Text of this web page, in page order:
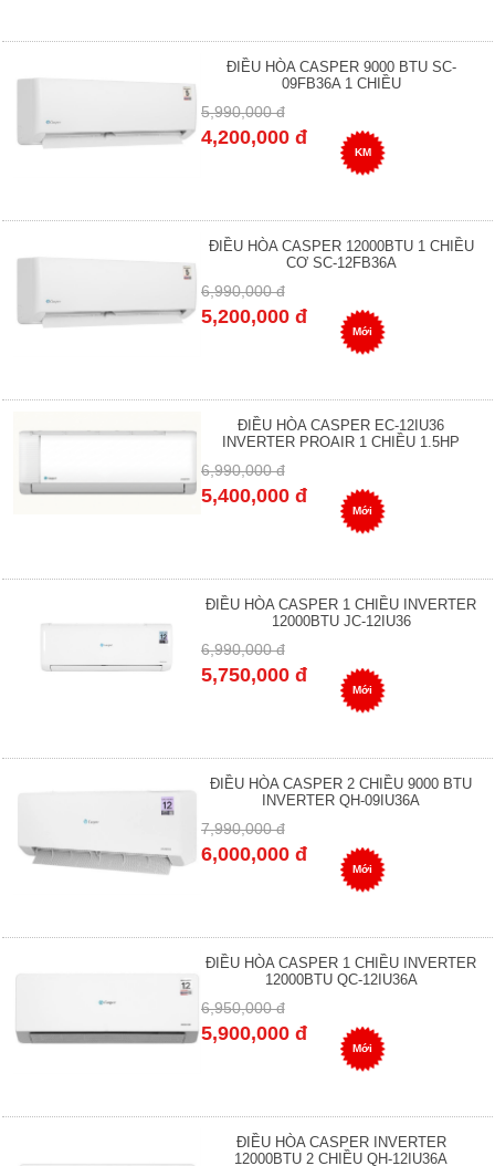
ĐIỀU HÒA CASPER 9000 BTU SC-
09FB36A 1 CHIỀU
5,990,000 đ
4,200,000 đ
KM
ĐIỀU HÒA CASPER 12000BTU 1 CHIỀU
CƠ SC-12FB36A
6,990,000 đ
5,200,000 đ
Mới
ĐIỀU HÒA CASPER EC-12IU36
INVERTER PROAIR 1 CHIỀU 1.5HP
6,990,000 đ
5,400,000 đ
Mới
ĐIỀU HÒA CASPER 1 CHIỀU INVERTER
12000BTU JC-12IU36
6,990,000 đ
5,750,000 đ
Mới
ĐIỀU HÒA CASPER 2 CHIỀU 9000 BTU
INVERTER QH-09IU36A
7,990,000 đ
6,000,000 đ
Mới
ĐIỀU HÒA CASPER 1 CHIỀU INVERTER
12000BTU QC-12IU36A
6,950,000 đ
5,900,000 đ
Mới
ĐIỀU HÒA CASPER INVERTER
12000BTU 2 CHIỀU QH-12IU36A